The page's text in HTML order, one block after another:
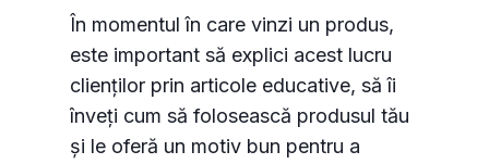
În momentul în care vinzi un produs,
este important să explici acest lucru
clienților prin articole educative, să îi
înveți cum să folosească produsul tău
și le oferă un motiv bun pentru a